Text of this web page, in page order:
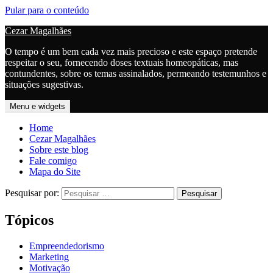
Pular para o conteúdo
Cezar Magalhães
O tempo é um bem cada vez mais precioso e este espaço pretende
respeitar o seu, fornecendo doses textuais homeopáticas, mas
contundentes, sobre os temas assinalados, permeando testemunhos e
situações sugestivas.
Menu e widgets
Home
Cezar Magalhães
Sobre este blog
Fale comigo
Mapa do Site
Pesquisar por:
Tópicos
Empreendedorismo
Marketing
Motivação